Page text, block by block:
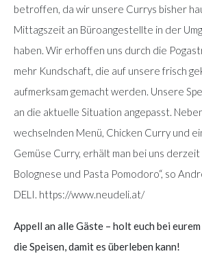
betroffen, da wir unsere Currys bisher
Mittagszeit an Büroangestellte in der
haben. Wir erhoffen uns durch die
mehr Kundschaft, die auf unsere frisch
aufmerksam gemacht werden. Unsere
an die aktuelle Situation angepasst.
wechselnden Menü, Chicken Curry und
Gemüse Curry, erhält man bei uns derzeit
Bolognese und Pasta Pomodoro“, so
DELI. https://www.neudeli.at/
Appell an alle Gäste – holt euch bei
die Speisen, damit es überleben kann!